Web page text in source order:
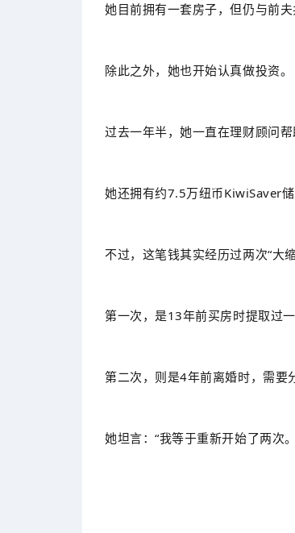
她目前拥有一套房子，但仍与前
除此之外，她也开始认真做投资。
过去一年半，她一直在理财顾问
她还拥有约7.5万纽币KiwiSaver储
不过，这笔钱其实经历过两次“大缩
第一次，是13年前买房时提取过一
第二次，则是4年前离婚时，需要
她坦言：“我等于重新开始了两次